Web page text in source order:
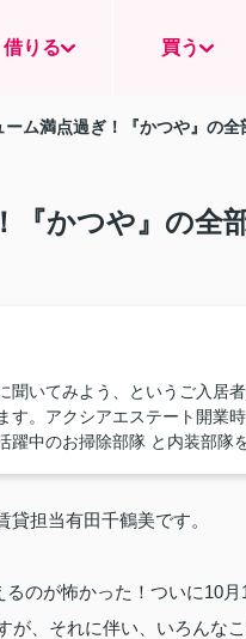
借りる 買う
ーム満点過ぎ！『かつや』の全
『かつや』の全
聞いてみよう、というご入居
す。アクシアエステート開業
躍中のお掃除部隊 と内装部隊
担当有田千鶴美です。
のが怖かった！ついに10
が、それに伴い、いろんな